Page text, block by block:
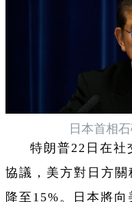
日本首相
特朗普22日在社
協議，美方對日方
降至15%。日本將